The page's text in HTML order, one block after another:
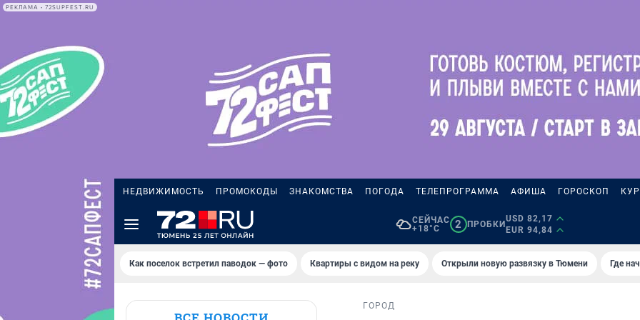
РЕКЛАМА • 72SUPFEST.RU
НЕДВИЖИМОСТЬ ПРОМОКОДЫ ЗНАКОМСТВА ПОГОДА ТЕЛЕПРОГРАММА АФИША ГОРОСКОП
СЕЙЧАС
+18°C
2 ПРОБКИ
USD 82,17
EUR 94,84
Как поселок встретил паводок — фото Квартиры с видом на реку Открыли новую развязку в Тюмени Где
ГОРОД